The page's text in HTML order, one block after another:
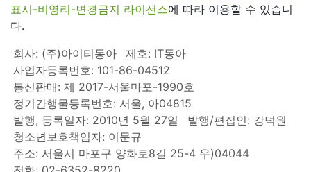
표시-비영리-변경금지 라이선스에 따라 이용할 수 있습니
다.
회사: (주)아이티동아
제호: IT동아
사업자등록번호: 101-86-04512
통신판매: 제 2017-서울마포-1990호
정기간행물등록번호: 서울, 아04815
발행, 등록일자: 2010년 5월 27일
발행/편집인: 강덕원
청소년보호책임자: 이문규
주소: 서울시 마포구 양화로8길 25-4 우)04044